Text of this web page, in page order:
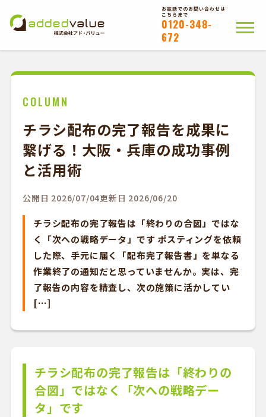
お電話でのお問い合わせは
こちらまで
0120-348-
672
お問い合わせ
かんたんWEB注文
COLUMN
チラシ配布の完了報告を成果に
繋げる！大阪・兵庫の成功事例
と活用術
公開日 2026/07/04更新日 2026/06/20
チラシ配布の完了報告は「終わりの合図」ではな
く「次への戦略データ」です ポスティングを依頼
した際、手元に届く「配布完了報告書」を単なる
作業終了の通知だと思っていませんか。実は、完
了報告の内容を精査し、次の施策に活かしてい
[…]
チラシ配布の完了報告は「終わりの
合図」ではなく「次への戦略デー
タ」です